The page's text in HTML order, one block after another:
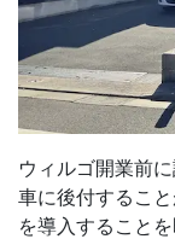
ウィルゴ開業前
車に後付するこ
を導入すること